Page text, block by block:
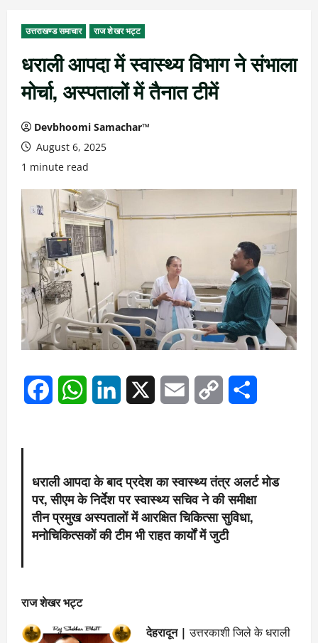
उत्तराखण्ड समाचार राज शेखर भट्ट
धराली आपदा में स्वास्थ्य विभाग ने संभाला
मोर्चा, अस्पतालों में तैनात टीमें
Devbhoomi Samachar™
August 6, 2025
1 minute read
FacebookWhatsAppLinkedIn Email
Copy
धराली आपदा के बाद प्रदेश का स्वास्थ्य तंत्र अलर्ट मोड
पर, सीएम के निर्देश पर स्वास्थ्य सचिव ने की समीक्षा
तीन प्रमुख अस्पतालों में आरक्षित चिकित्सा सुविधा,
मनोचिकित्सकों की टीम भी राहत कार्यों में जुटी
राज शेखर भट्ट
देहरादून |उत्तरकाशी जिले के धराली